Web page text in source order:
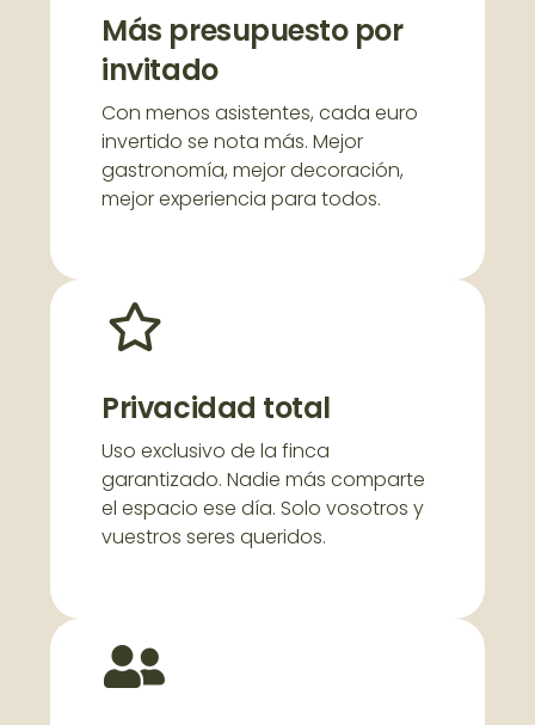
Más presupuesto por
invitado
Con menos asistentes, cada euro
invertido se nota más. Mejor
gastronomía, mejor decoración,
mejor experiencia para todos.
Privacidad total
Uso exclusivo de la finca
garantizado. Nadie más comparte
el espacio ese día. Solo vosotros y
vuestros seres queridos.